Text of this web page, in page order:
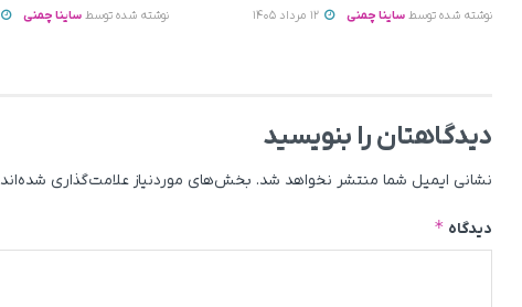
نوشته شده توسط ساینا چمنی نوشته شده توسط ساینا چمنی
دیدگاهتان را بنویسید
نشانی ایمیل شما منتشر نخواهد شد. بخش‌های موردنیاز علامت‌گذاری شده‌اند
دیدگاه *